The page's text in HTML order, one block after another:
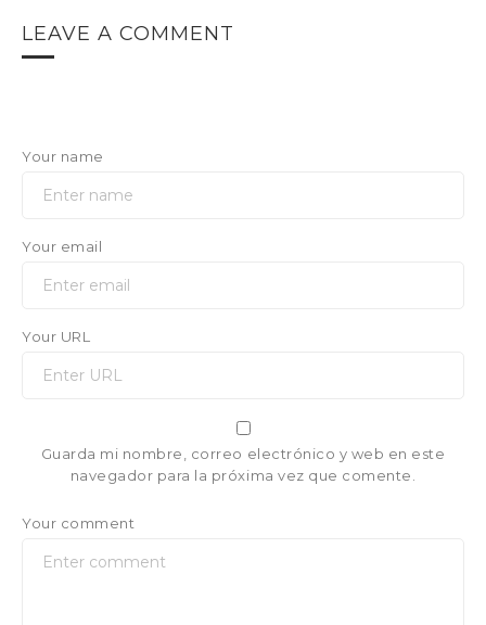
LEAVE A COMMENT
Your name
Your email
Your URL
Guarda mi nombre, correo electrónico y web en este
navegador para la próxima vez que comente.
Your comment